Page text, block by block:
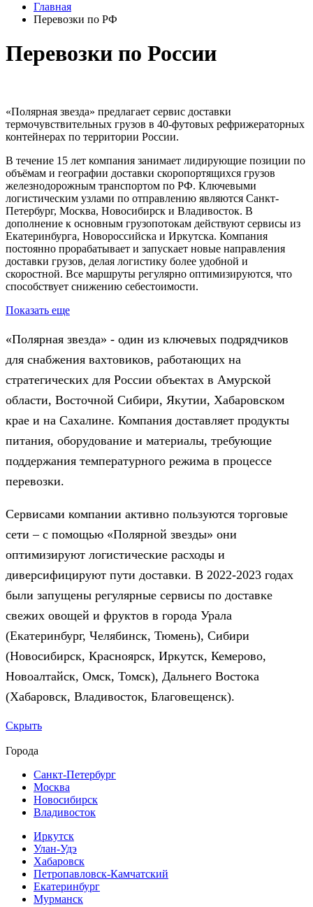
Главная
Перевозки по РФ
Перевозки по России
«Полярная звезда» предлагает сервис доставки
термочувствительных грузов в 40-футовых рефрижераторных
контейнерах по территории России.
В течение 15 лет компания занимает лидирующие позиции по
объёмам и географии доставки скоропортящихся грузов
железнодорожным транспортом по РФ. Ключевыми
логистическим узлами по отправлению являются Санкт-
Петербург, Москва, Новосибирск и Владивосток. В
дополнение к основным грузопотокам действуют сервисы из
Екатеринбурга, Новороссийска и Иркутска. Компания
постоянно прорабатывает и запускает новые направления
доставки грузов, делая логистику более удобной и
скоростной. Все маршруты регулярно оптимизируются, что
способствует снижению себестоимости.
Показать еще
«Полярная звезда» - один из ключевых подрядчиков
для снабжения вахтовиков, работающих на
стратегических для России объектах в Амурской
области, Восточной Сибири, Якутии, Хабаровском
крае и на Сахалине. Компания доставляет продукты
питания, оборудование и материалы, требующие
поддержания температурного режима в процессе
перевозки.
Сервисами компании активно пользуются торговые
сети – с помощью «Полярной звезды» они
оптимизируют логистические расходы и
диверсифицируют пути доставки. В 2022-2023 годах
были запущены регулярные сервисы по доставке
свежих овощей и фруктов в города Урала
(Екатеринбург, Челябинск, Тюмень), Сибири
(Новосибирск, Красноярск, Иркутск, Кемерово,
Новоалтайск, Омск, Томск), Дальнего Востока
(Хабаровск, Владивосток, Благовещенск).
Скрыть
Города
Санкт-Петербург
Москва
Новосибирск
Владивосток
Иркутск
Улан-Удэ
Хабаровск
Петропавловск-Камчатский
Екатеринбург
Мурманск